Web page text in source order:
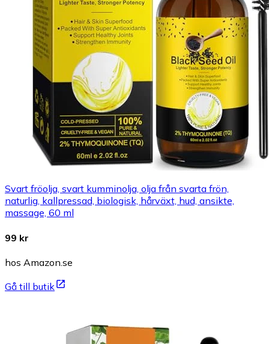
Svart fröolja, svart kumminolja, olja från svarta frön,
naturlig, kallpressad, biologisk, hårväxt, hud, ansikte,
massage, 60 ml
99 kr
hos Amazon.se
Gå till butik